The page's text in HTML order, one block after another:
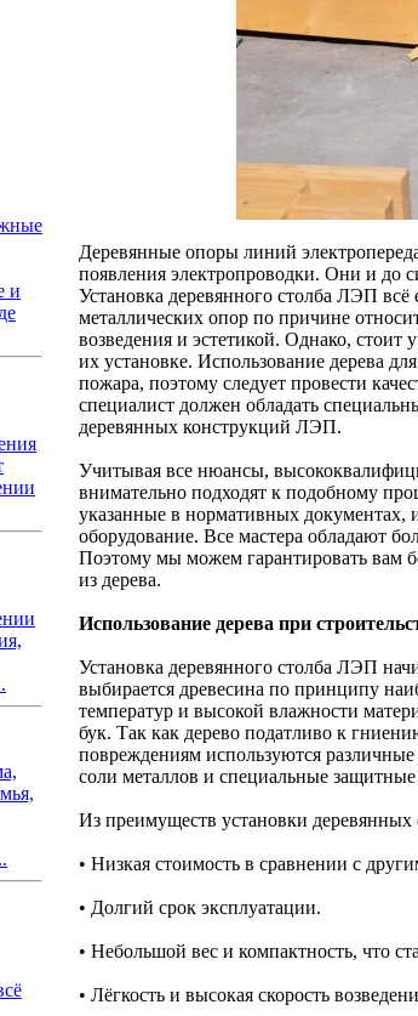
и
Деревянные опоры линий
появления электропроводки. Они и до
Установка деревянного столба ЛЭП
металлических опор по причине
возведения и эстетикой. Однако,
их установке. Использование дерева
пожара, поэтому следует провести
специалист должен обладать
деревянных конструкций ЛЭП.
Учитывая все нюансы,
внимательно подходят к подобному
указанные в нормативных документах,
оборудование. Все мастера обладают
Поэтому мы можем гарантировать вам
из дерева.
Использование дерева при
Установка деревянного столба ЛЭП
выбирается древесина по принципу
температур и высокой влажности
бук. Так как дерево податливо к
повреждениям используются
соли металлов и специальные
Из преимуществ установки
• Низкая стоимость в сравнении с
• Долгий срок эксплуатации.
• Небольшой вес и компактность, что
• Лёгкость и высокая скорость